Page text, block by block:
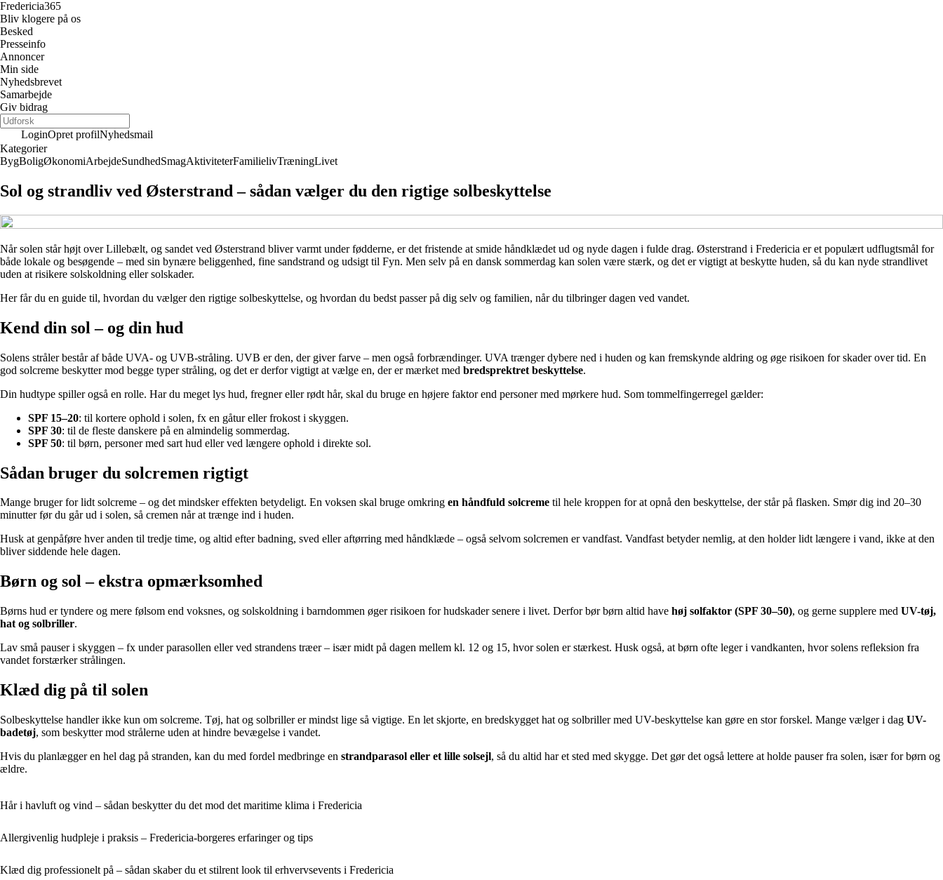
Fredericia365
Bliv klogere på os
Besked
Presseinfo
Annoncer
Min side
Nyhedsbrevet
Samarbejde
Giv bidrag
LoginOpret profilNyhedsmail
Kategorier
BygBoligØkonomiArbejdeSundhedSmagAktiviteterFamilielivTræningLivet
Sol og strandliv ved Østerstrand – sådan vælger du den rigtige solbeskyttelse
Når solen står højt over Lillebælt, og sandet ved Østerstrand bliver varmt under fødderne, er det fristende at smide håndklædet ud og nyde dagen i fulde drag. Østerstrand i Fredericia er et populært udflugtsmål for
både lokale og besøgende – med sin bynære beliggenhed, fine sandstrand og udsigt til Fyn. Men selv på en dansk sommerdag kan solen være stærk, og det er vigtigt at beskytte huden, så du kan nyde strandlivet
uden at risikere solskoldning eller solskader.
Her får du en guide til, hvordan du vælger den rigtige solbeskyttelse, og hvordan du bedst passer på dig selv og familien, når du tilbringer dagen ved vandet.
Kend din sol – og din hud
Solens stråler består af både UVA- og UVB-stråling. UVB er den, der giver farve – men også forbrændinger. UVA trænger dybere ned i huden og kan fremskynde aldring og øge risikoen for skader over tid. En
god solcreme beskytter mod begge typer stråling, og det er derfor vigtigt at vælge en, der er mærket med bredsprektret beskyttelse.
Din hudtype spiller også en rolle. Har du meget lys hud, fregner eller rødt hår, skal du bruge en højere faktor end personer med mørkere hud. Som tommelfingerregel gælder:
SPF 15–20: til kortere ophold i solen, fx en gåtur eller frokost i skyggen.
SPF 30: til de fleste danskere på en almindelig sommerdag.
SPF 50: til børn, personer med sart hud eller ved længere ophold i direkte sol.
Sådan bruger du solcremen rigtigt
Mange bruger for lidt solcreme – og det mindsker effekten betydeligt. En voksen skal bruge omkring en håndfuld solcreme til hele kroppen for at opnå den beskyttelse, der står på flasken. Smør dig ind 20–30
minutter før du går ud i solen, så cremen når at trænge ind i huden.
Husk at genpåføre hver anden til tredje time, og altid efter badning, sved eller aftørring med håndklæde – også selvom solcremen er vandfast. Vandfast betyder nemlig, at den holder lidt længere i vand, ikke at den
bliver siddende hele dagen.
Børn og sol – ekstra opmærksomhed
Børns hud er tyndere og mere følsom end voksnes, og solskoldning i barndommen øger risikoen for hudskader senere i livet. Derfor bør børn altid have høj solfaktor (SPF 30–50), og gerne supplere med UV-tøj,
hat og solbriller.
Lav små pauser i skyggen – fx under parasollen eller ved strandens træer – især midt på dagen mellem kl. 12 og 15, hvor solen er stærkest. Husk også, at børn ofte leger i vandkanten, hvor solens refleksion fra
vandet forstærker strålingen.
Klæd dig på til solen
Solbeskyttelse handler ikke kun om solcreme. Tøj, hat og solbriller er mindst lige så vigtige. En let skjorte, en bredskygget hat og solbriller med UV-beskyttelse kan gøre en stor forskel. Mange vælger i dag UV-
badetøj, som beskytter mod strålerne uden at hindre bevægelse i vandet.
Hvis du planlægger en hel dag på stranden, kan du med fordel medbringe en strandparasol eller et lille solsejl, så du altid har et sted med skygge. Det gør det også lettere at holde pauser fra solen, især for børn og
ældre.
Hår i havluft og vind – sådan beskytter du det mod det maritime klima i Fredericia
Allergivenlig hudpleje i praksis – Fredericia-borgeres erfaringer og tips
Klæd dig professionelt på – sådan skaber du et stilrent look til erhvervsevents i Fredericia